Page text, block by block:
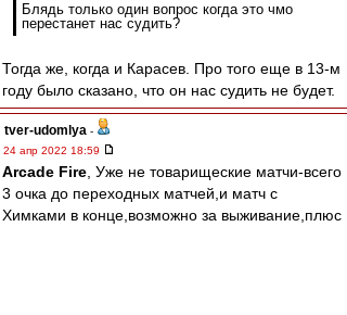
Блядь только один вопрос когда это чмо
перестанет нас судить?
Тогда же, когда и Карасев. Про того еще в 13-м
году было сказано, что он нас судить не будет.
tver-udomlya -
24 апр 2022 18:59
Arcade Fire , Уже не товарищеские матчи-всего
3 очка до переходных матчей,и матч с
Химками в конце,возможно за выживание,плюс